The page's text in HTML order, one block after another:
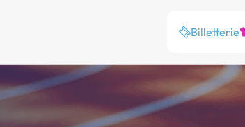
Billetterie